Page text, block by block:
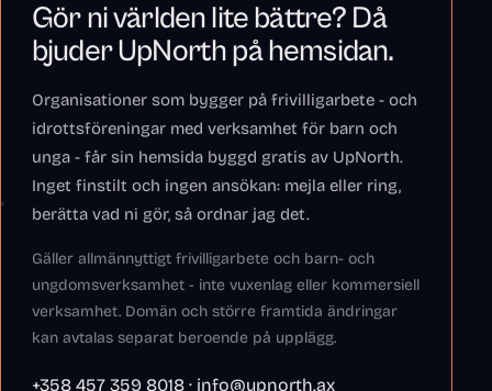
Gör ni världen lite bättre? Då
bjuder UpNorth på hemsidan.
Organisationer som bygger på frivilligarbete - och
idrottsföreningar med verksamhet för barn och
unga - får sin hemsida byggd gratis av UpNorth.
Inget finstilt och ingen ansökan: mejla eller ring,
berätta vad ni gör, så ordnar jag det.
Gäller allmännyttigt frivilligarbete och barn- och
ungdomsverksamhet - inte vuxenlag eller kommersiell
verksamhet. Domän och större framtida ändringar
kan avtalas separat beroende på upplägg.
+358 457 359 8018 · info@upnorth.ax